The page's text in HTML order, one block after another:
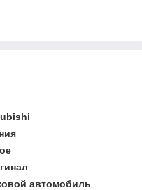
автомобиль